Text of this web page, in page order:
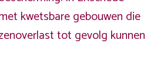
kwetsbare gebouwen die
tot gevolg kunnen